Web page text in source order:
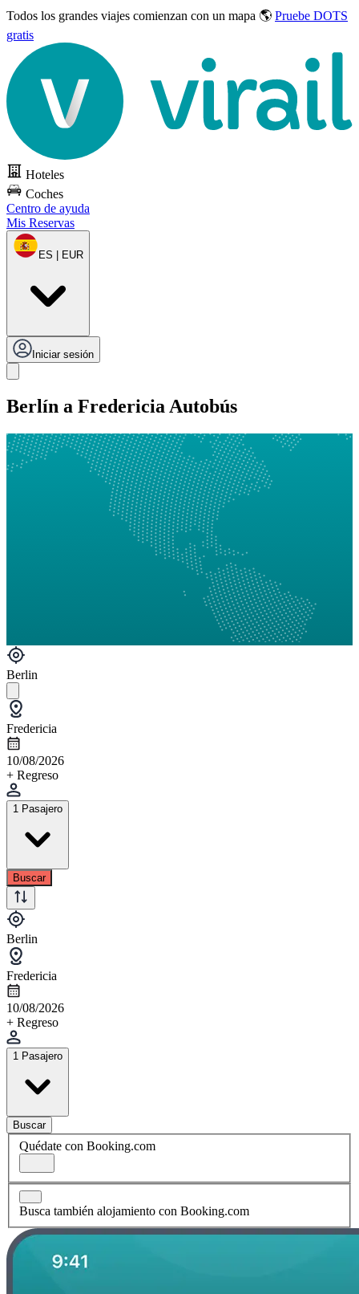
Todos los grandes viajes comienzan con un mapa 🌎 Pruebe DOTS
gratis
Hoteles
Coches
Centro de ayuda
Mis Reservas
ES | EUR
Iniciar sesión
Berlín a Fredericia Autobús
Berlin
Fredericia
10/08/2026
+ Regreso
1 Pasajero
Buscar
Berlin
Fredericia
10/08/2026
+ Regreso
1 Pasajero
Buscar
Quédate con Booking.com
Busca también alojamiento con Booking.com